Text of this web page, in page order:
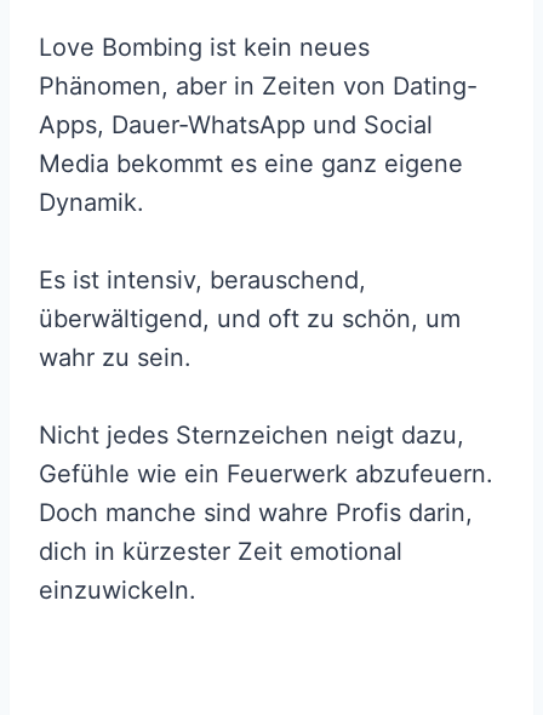
Love Bombing ist kein neues
Phänomen, aber in Zeiten von Dating-
Apps, Dauer-WhatsApp und Social
Media bekommt es eine ganz eigene
Dynamik.
Es ist intensiv, berauschend,
überwältigend, und oft zu schön, um
wahr zu sein.
Nicht jedes Sternzeichen neigt dazu,
Gefühle wie ein Feuerwerk abzufeuern.
Doch manche sind wahre Profis darin,
dich in kürzester Zeit emotional
einzuwickeln.